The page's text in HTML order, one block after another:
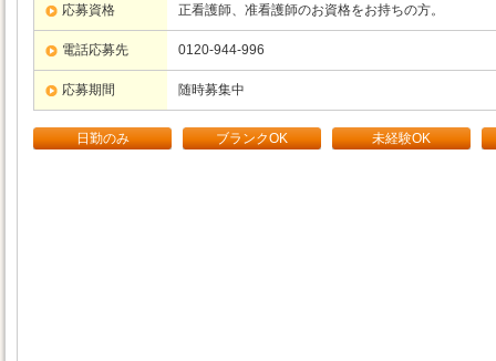
応募資格 正看護師、准看護師のお資格をお持ちの方。
電話応募先 0120-944-996
応募期間 随時募集中
日勤のみ ブランクOK 未経験OK